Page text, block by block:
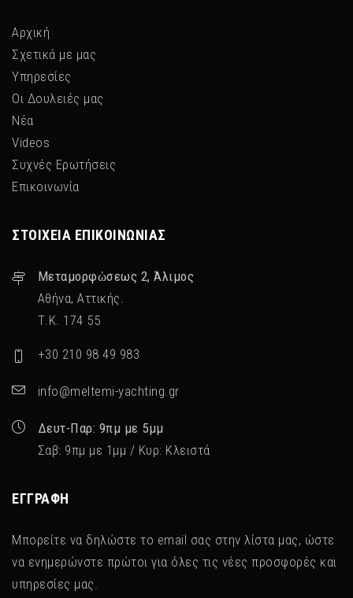
Αρχική
Σχετικά με μας
Υπηρεσίες
Οι Δουλειές μας
Νέα
Videos
Συχνές Ερωτήσεις
Επικοινωνία
ΣΤΟΙΧΕΊΑ ΕΠΙΚΟΙΝΩΝΊΑΣ
Μεταμορφὠσεως 2, Άλιμος
Αθήνα, Αττικής.
Τ.Κ. 174 55
+30 210 98 49 983
info@meltemi-yachting.gr
Δευτ-Παρ: 9πμ με 5μμ
Σαβ: 9πμ με 1μμ / Κυρ: Κλειστά
ΕΓΓΡΑΦΉ
Μπορείτε να δηλώστε το email σας στην λίστα μας, ώστε
να ενημερώνστε πρώτοι για όλες τις νέες προσφορές και
υπηρεσίες μας.